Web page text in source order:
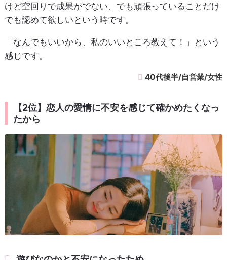
けど空回りで成果がでない、でも頑張っていることだけ
でも認めて欲しいという時です。
「なんでもいいから、私のいいところ教えて！」という
感じです。
40代後半/自営業/女性
【2位】恋人の愛情に不安を感じて確かめたくなっ
たから